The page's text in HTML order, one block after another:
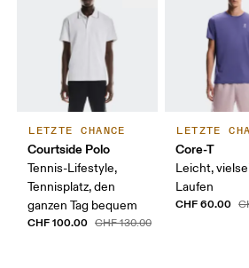
LETZTE CHANCE
Courtside Polo
Tennis-Lifestyle,
Tennisplatz, den
ganzen Tag bequem
CHF 100.00 CHF 130.00
LETZTE
Core-T
Leicht,
Laufen
CHF 60.00